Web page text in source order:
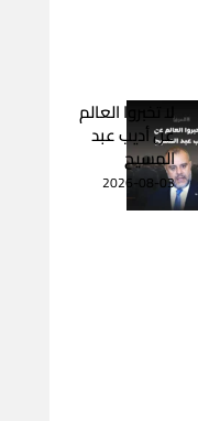
لا تخبروا العالم
عن أديب عبد
المسيح
2026-08-03